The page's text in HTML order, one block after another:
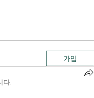
가입
다.